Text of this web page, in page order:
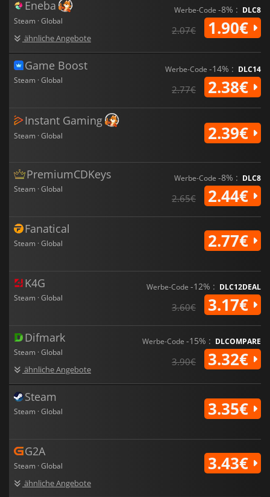
Eneba
Steam · Global
ähnliche Angebote
Werbe-Code -8% : DLC8
2.07€ 1.90€
Game Boost
Steam · Global
Werbe-Code -14% : DLC14
2.77€ 2.38€
Instant Gaming
Steam · Global 2.39€
PremiumCDKeys
Steam · Global
Werbe-Code -8% : DLC8
2.65€ 2.44€
Fanatical
Steam · Global 2.77€
K4G
Steam · Global
Werbe-Code -12% : DLC12DEAL
3.60€ 3.17€
Difmark
Steam · Global
ähnliche Angebote
Werbe-Code -15% : DLCOMPARE
3.90€ 3.32€
Steam
Steam · Global 3.35€
G2A
Steam · Global
ähnliche Angebote
3.43€